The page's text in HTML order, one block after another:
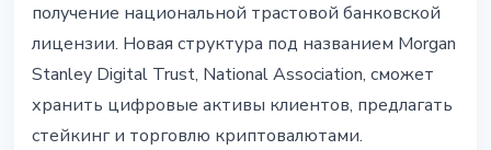
28 февраля 2026 г.2 мин чтения
Наталия Дорофеева
получение национальной трастовой банковской
лицензии. Новая структура под названием Morgan
Stanley Digital Trust, National Association, сможет
хранить цифровые активы клиентов, предлагать
стейкинг и торговлю криптовалютами.